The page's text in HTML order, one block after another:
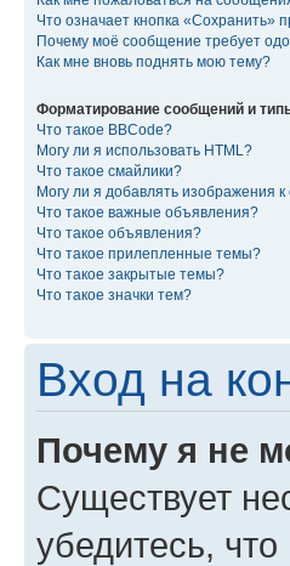
Что означает кнопка «Сохранить»
Почему моё сообщение требует
Как мне вновь поднять мою тему?
Форматирование сообщений и
Что такое BBCode?
Могу ли я использовать HTML?
Что такое смайлики?
Могу ли я добавлять изображения
Что такое важные объявления?
Что такое объявления?
Что такое прилепленные темы?
Что такое закрытые темы?
Что такое значки тем?
Вход на
Почему я не
Существует
убедитесь,